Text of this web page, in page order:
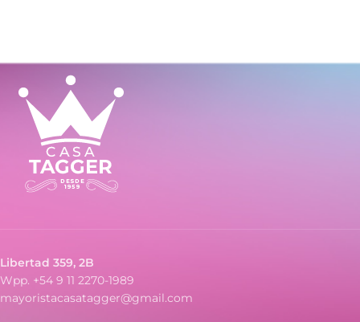
Libertad 359, 2B
Wpp. +54 9 11 2270-1989
mayoristacasatagger@gmail.com